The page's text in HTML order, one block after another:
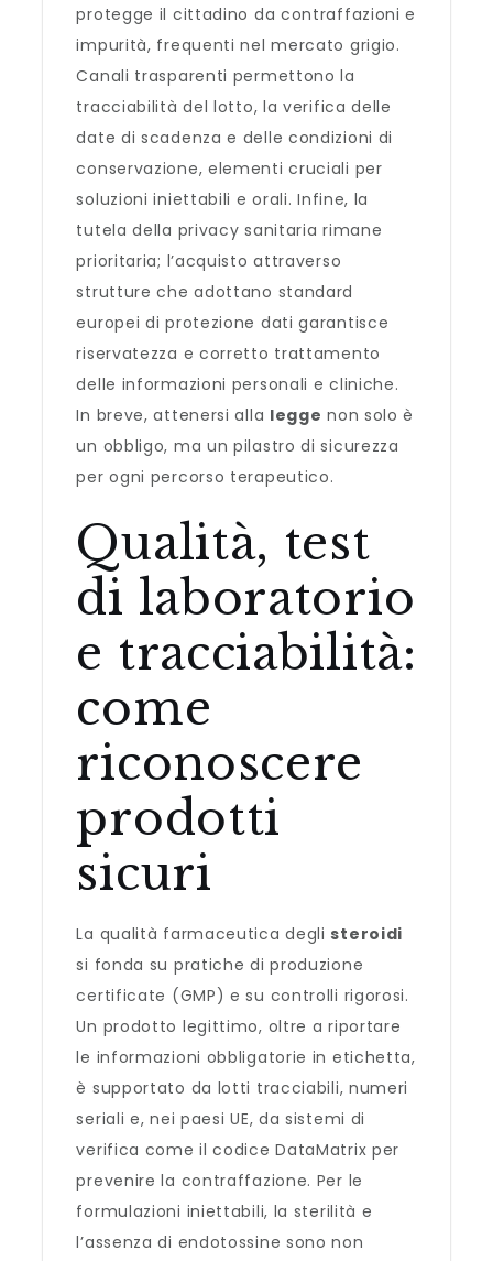
protegge il cittadino da contraffazioni e
impurità, frequenti nel mercato grigio.
Canali trasparenti permettono la
tracciabilità del lotto, la verifica delle
date di scadenza e delle condizioni di
conservazione, elementi cruciali per
soluzioni iniettabili e orali. Infine, la
tutela della privacy sanitaria rimane
prioritaria; l’acquisto attraverso
strutture che adottano standard
europei di protezione dati garantisce
riservatezza e corretto trattamento
delle informazioni personali e cliniche.
In breve, attenersi alla legge non solo è
un obbligo, ma un pilastro di sicurezza
per ogni percorso terapeutico.
Qualità, test
di laboratorio
e tracciabilità:
come
riconoscere
prodotti
sicuri
La qualità farmaceutica deglisteroidi
si fonda su pratiche di produzione
certificate (GMP) e su controlli rigorosi.
Un prodotto legittimo, oltre a riportare
le informazioni obbligatorie in etichetta,
è supportato da lotti tracciabili, numeri
seriali e, nei paesi UE, da sistemi di
verifica come il codice DataMatrix per
prevenire la contraffazione. Per le
formulazioni iniettabili, la sterilità e
l’assenza di endotossine sono non